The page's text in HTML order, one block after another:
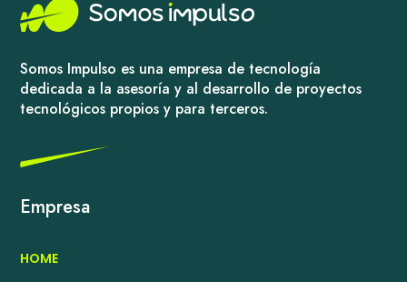
Somos Impulso es una empresa de tecnología
dedicada a la asesoría y al desarrollo de proyectos
tecnológicos propios y para terceros.
Empresa
HOME